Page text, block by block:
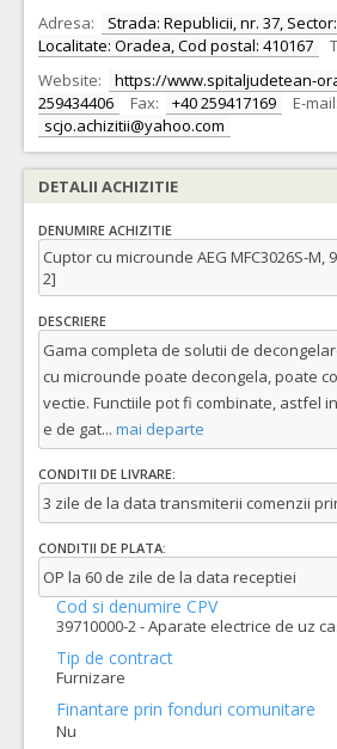
Adresa:
Strada: Republicii, nr. 37,
Localitate: Oradea, Cod postal: 410167
Website:
https://www.spitaljudetean-
259434406
Fax: +40 259417169
E-mail:
scjo.achizitii@yahoo.com
DETALII ACHIZITIE
DENUMIRE ACHIZITIE
Cuptor cu microunde AEG MFC3026S-M,
2]
DESCRIERE
Gama completa de solutii de
cu microunde poate decongela, poate
vectie. Functiile pot fi combinate, astfel
e de gat... mai departe
CONDITII DE LIVRARE:
3 zile de la data transmiterii comenzii
CONDITII DE PLATA:
OP la 60 de zile de la data receptiei
Cod si denumire CPV
39710000-2 - Aparate electrice de uz
Tip de contract
Furnizare
Finantare prin fonduri comunitare
Nu